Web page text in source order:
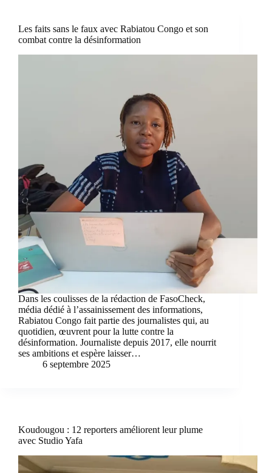
Les faits sans le faux avec Rabiatou Congo et son
combat contre la désinformation
Dans les coulisses de la rédaction de FasoCheck,
média dédié à l’assainissement des informations,
Rabiatou Congo fait partie des journalistes qui, au
quotidien, œuvrent pour la lutte contre la
désinformation. Journaliste depuis 2017, elle nourrit
ses ambitions et espère laisser…
6 septembre 2025
Koudougou : 12 reporters améliorent leur plume
avec Studio Yafa